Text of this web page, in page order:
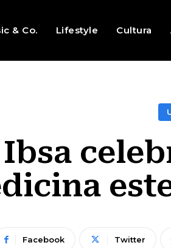
& Co. Lifestyle Cultura
Facebook Twitter